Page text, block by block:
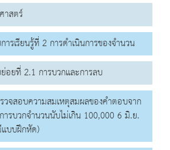
สตร์
ารเรียนรู้ที่ 2 การดำเนินการของจำนวน
อยที่ 2.1 การบวกและการลบ
วจสอบความสมเหตุสมผลของคำตอบจาก
ารบวกจำนวนนับไม่เกิน 100,000 6 มิ.ย.
บบฝึกหัด)